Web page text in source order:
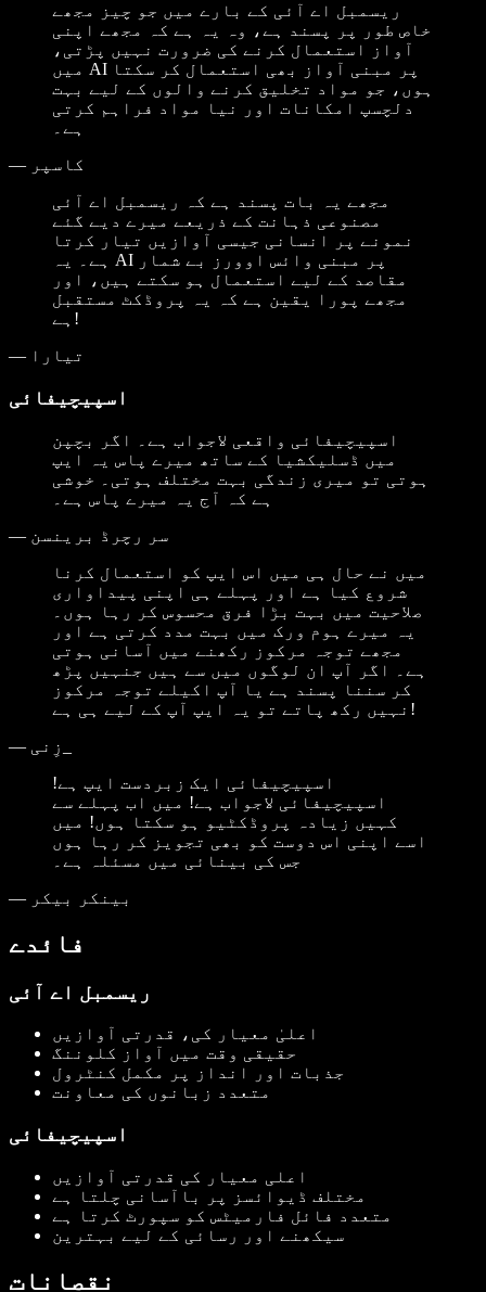
ریسمبل اے آئی کے بارے میں جو چیز مجھے
خاص طور پر پسند ہے، وہ یہ ہے کہ مجھے اپنی
آواز استعمال کرنے کی ضرورت نہیں پڑتی،
میں AI پر مبنی آواز بھی استعمال کر سکتا
ہوں، جو مواد تخلیق کرنے والوں کے لیے بہت
دلچسپ امکانات اور نیا مواد فراہم کرتی
ہے۔
— کاسپر
مجھے یہ بات پسند ہے کہ ریسمبل اے آئی
مصنوعی ذہانت کے ذریعے میرے دیے گئے
نمونے پر انسانی جیسی آوازیں تیار کرتا
ہے۔ یہ AI پر مبنی وائس اوورز بے شمار
مقاصد کے لیے استعمال ہو سکتے ہیں، اور
مجھے پورا یقین ہے کہ یہ پروڈکٹ مستقبل
ہے!
— تیارا
اسپیچیفائی
اسپیچیفائی واقعی لاجواب ہے۔ اگر بچپن
میں ڈسلیکشیا کے ساتھ میرے پاس یہ ایپ
ہوتی تو میری زندگی بہت مختلف ہوتی۔ خوشی
ہے کہ آج یہ میرے پاس ہے۔
— سر رچرڈ برینسن
میں نے حال ہی میں اس ایپ کو استعمال کرنا
شروع کیا ہے اور پہلے ہی اپنی پیداواری
صلاحیت میں بہت بڑا فرق محسوس کر رہا ہوں۔
یہ میرے ہوم ورک میں بہت مدد کرتی ہے اور
مجھے توجہ مرکوز رکھنے میں آسانی ہوتی
ہے۔ اگر آپ ان لوگوں میں سے ہیں جنہیں پڑھ
کر سننا پسند ہے یا آپ اکیلے توجہ مرکوز
نہیں رکھ پاتے تو یہ ایپ آپ کے لیے ہی ہے!
—
اسپیچیفائی ایک زبردست ایپ ہے!
اسپیچیفائی لاجواب ہے! میں اب پہلے سے
کہیں زیادہ پروڈکٹیو ہو سکتا ہوں! میں
اسے اپنی اس دوست کو بھی تجویز کر رہا ہوں
جس کی بینائی میں مسئلہ ہے۔
— بینکر بیکر
فائدے
ریسمبل اے آئی
اعلیٰ معیار کی، قدرتی آوازیں
حقیقی وقت میں آواز کلوننگ
جذبات اور انداز پر مکمل کنٹرول
متعدد زبانوں کی معاونت
اسپیچیفائی
اعلی معیار کی قدرتی آوازیں
مختلف ڈیوائسز پر باآسانی چلتا ہے
متعدد فائل فارمیٹس کو سپورٹ کرتا ہے
سیکھنے اور رسائی کے لیے بہترین
نقصانات